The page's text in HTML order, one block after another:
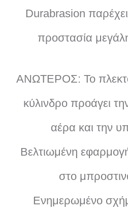
Durabrasion
προστασία
ΑΝΩΤΕΡΟΣ: Το
κύλινδρο προάγει
αέρα και την
Βελτιωμένη
στο
Ενημερωμένο